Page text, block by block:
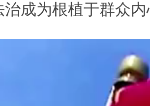
治成为根植于群众